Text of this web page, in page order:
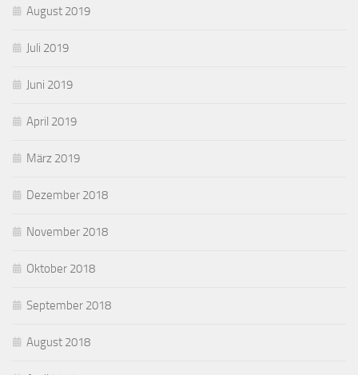
August 2019
Juli 2019
Juni 2019
April 2019
März 2019
Dezember 2018
November 2018
Oktober 2018
September 2018
August 2018